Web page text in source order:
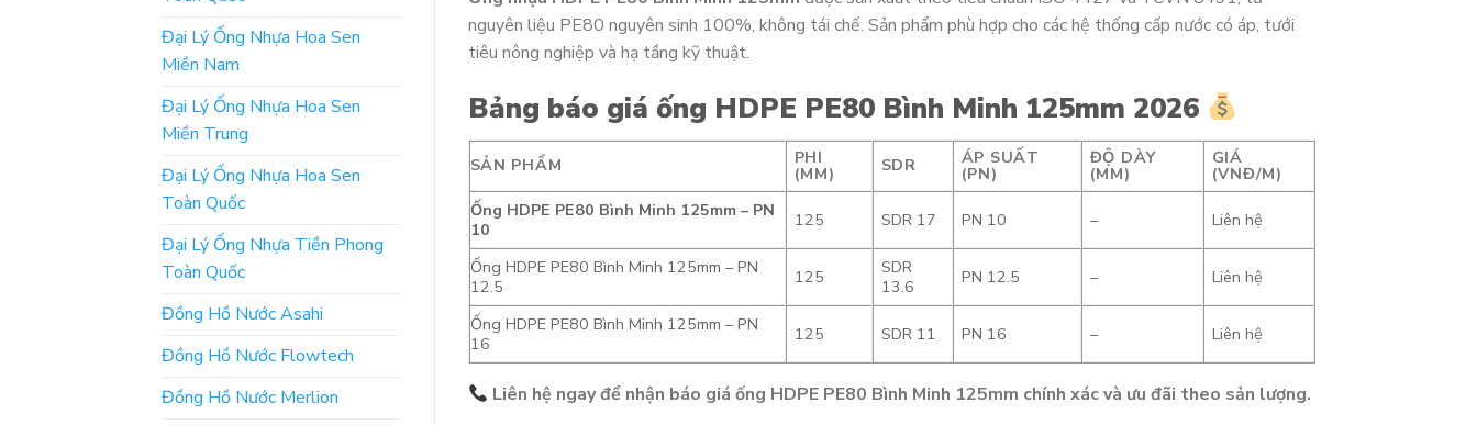
Đại Lý Ống Nhựa Hoa Sen
Miền Nam
Đại Lý Ống Nhựa Hoa Sen
Miền Trung
Đại Lý Ống Nhựa Hoa Sen
Toàn Quốc
Đại Lý Ống Nhựa Tiền Phong
Toàn Quốc
Đồng Hồ Nước Asahi
Đồng Hồ Nước Flowtech
Đồng Hồ Nước Merlion
nguyên liệu PE80 nguyên sinh 100%, không tái chế. Sản phẩm phù hợp cho các hệ thống cấp nước có áp, tưới
tiêu nông nghiệp và hạ tầng kỹ thuật.
Bảng báo giá ống HDPE PE80 Bình Minh 125mm 2026
SẢN PHẨM PHI
(MM) SDR ÁP SUẤT
(PN)
ĐỘ DÀY
(MM)
GIÁ
(VNĐ/M)
Ống HDPE PE80 Bình Minh 125mm – PN
10
125 SDR 17 PN 10 – Liên hệ
Ống HDPE PE80 Bình Minh 125mm – PN
12.5
125
SDR
13.6
PN 12.5 – Liên hệ
Ống HDPE PE80 Bình Minh 125mm – PN
16
125 SDR 11 PN 16 – Liên hệ
Liên hệ ngay để nhận báo giá ống HDPE PE80 Bình Minh 125mm chính xác và ưu đãi theo sản lượng.